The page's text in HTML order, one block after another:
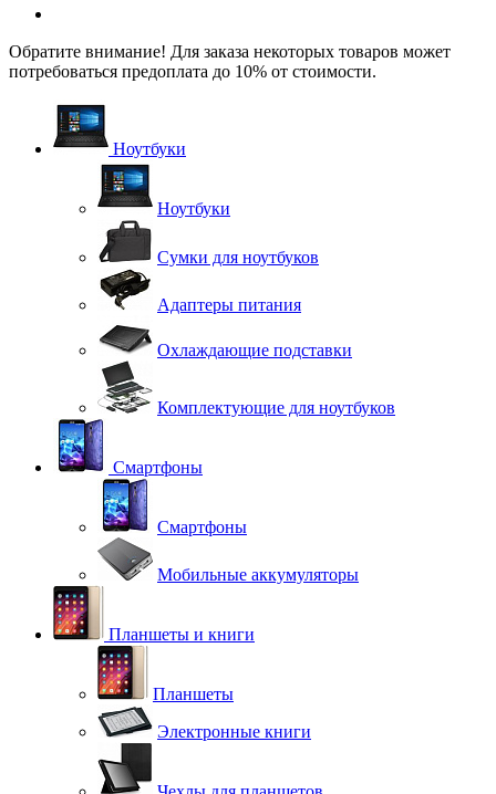
Обратите внимание! Для заказа некоторых товаров может
потребоваться предоплата до 10% от стоимости.
Ноутбуки
Ноутбуки
Сумки для ноутбуков
Адаптеры питания
Охлаждающие подставки
Комплектующие для ноутбуков
Смартфоны
Смартфоны
Мобильные аккумуляторы
Планшеты и книги
Планшеты
Электронные книги